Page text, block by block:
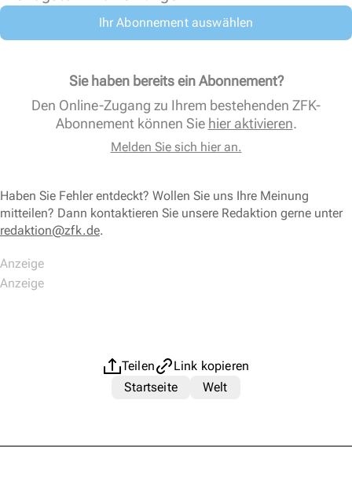
Ihr Abonnement auswählen
Sie haben bereits ein Abonnement?
Den Online-Zugang zu Ihrem bestehenden ZFK-
Abonnement können Sie hier aktivieren.
Melden Sie sich hier an.
Haben Sie Fehler entdeckt? Wollen Sie uns Ihre Meinung
mitteilen? Dann kontaktieren Sie unsere Redaktion gerne unter
redaktion@zfk.de.
Teilen
Link kopieren
Startseite
Welt